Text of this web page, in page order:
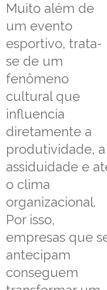
Muito além de
um evento
esportivo, trata-
se de um
fenômeno
cultural que
influencia
diretamente a
produtividade, a
assiduidade e
o clima
organizacional.
Por isso,
empresas que
antecipam
conseguem